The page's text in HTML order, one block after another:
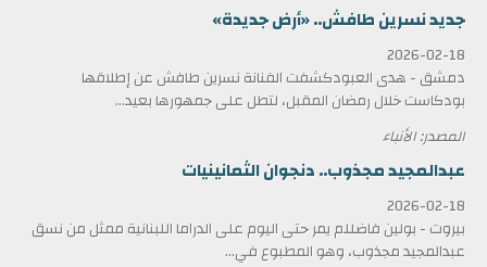
جديد نسرين طافش.. «أرض جديدة»
2026-02-18
دمشق - هدى العبودكشفت الفنانة نسرين طافش عن إطلاقها
بودكاست خلال رمضان المقبل، لتطل على جمهورها بعيد...
المصدر: الأنباء
عبدالمجيد مجذوب.. دنجوان الثمانينيات
2026-02-18
بيروت - بولين فاضللم يمر حتى اليوم على الدراما اللبنانية ممثل من نسق
عبدالمجيد مجذوب، وهو المطبوع في...